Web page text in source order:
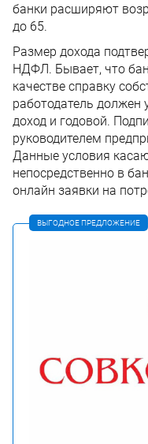
банки расширяют
до 65.
Размер дохода
НДФЛ. Бывает, что
качестве справку
работодатель должен
доход и годовой.
руководителем
Данные условия
непосредственно в
онлайн заявки на
ВЫГОДНОЕ ПРЕДЛОЖЕНИЕ